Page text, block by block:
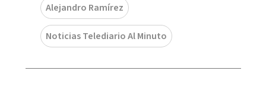
Alejandro Ramírez
Noticias Telediario Al Minuto